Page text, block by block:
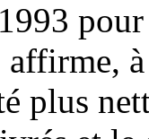
affirme,
plus